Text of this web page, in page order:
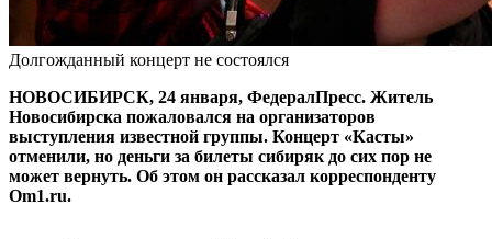
Долгожданный концерт не состоялся
НОВОСИБИРСК, 24 января, ФедералПресс. Житель
Новосибирска пожаловался на организаторов
выступления известной группы. Концерт «Касты»
отменили, но деньги за билеты сибиряк до сих пор не
может вернуть. Об этом он рассказал корреспонденту
Om1.ru.